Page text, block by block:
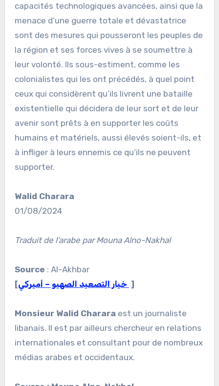
capacités technologiques avancées, ainsi que la
menace d’une guerre totale et dévastatrice
sont des mesures qui pousseront les peuples de
la région et ses forces vives à se soumettre à
leur volonté. Ils sous-estiment, comme les
colonialistes qui les ont précédés, à quel point
ceux qui considèrent qu’ils livrent une bataille
existentielle qui décidera de leur sort et de leur
avenir sont prêts à en supporter les coûts
humains et matériels, aussi élevés soient-ils, et
à infliger à leurs ennemis ce qu’ils ne peuvent
supporter.
Walid Charara
01/08/2024
Traduit de l’arabe par Mouna Alno-Nakhal
Source : Al-Akhbar
[
]
Monsieur Walid Charara est un journaliste
libanais. Il est par ailleurs chercheur en relations
internationales et consultant pour de nombreux
médias arabes et occidentaux.